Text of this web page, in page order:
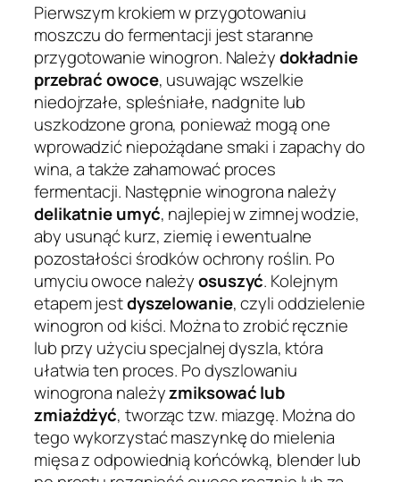
Pierwszym krokiem w przygotowaniu
moszczu do fermentacji jest staranne
przygotowanie winogron. Należydokładnie
przebrać owoce, usuwając wszelkie
niedojrzałe, spleśniałe, nadgnite lub
uszkodzone grona, ponieważ mogą one
wprowadzić niepożądane smaki i zapachy do
wina, a także zahamować proces
fermentacji. Następnie winogrona należy
delikatnie umyć, najlepiej w zimnej wodzie,
aby usunąć kurz, ziemię i ewentualne
pozostałości środków ochrony roślin. Po
umyciu owoce należyosuszyć. Kolejnym
etapem jestdyszelowanie, czyli oddzielenie
winogron od kiści. Można to zrobić ręcznie
lub przy użyciu specjalnej dyszla, która
ułatwia ten proces. Po dyszlowaniu
winogrona należyzmiksować lub
zmiażdżyć, tworząc tzw. miazgę. Można do
tego wykorzystać maszynkę do mielenia
mięsa z odpowiednią końcówką, blender lub